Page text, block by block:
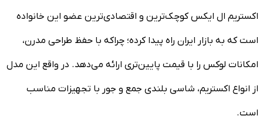
اکستریم ال ایکس کوچک‌ترین و اقتصادی‌ترین عضو این خانواده
است که به بازار ایران راه پیدا کرده؛ چراکه با حفظ طراحی مدرن،
امکانات لوکس را با قیمت پایین‌تری ارائه می‌دهد. در واقع این مدل
از انواع اکستریم، شاسی بلندی جمع و جور با تجهیزات مناسب
است.